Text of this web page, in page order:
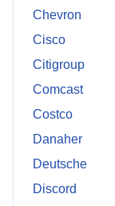
Chevron
Cisco
Citigroup
Comcast
Costco
Danaher
Deutsche
Discord